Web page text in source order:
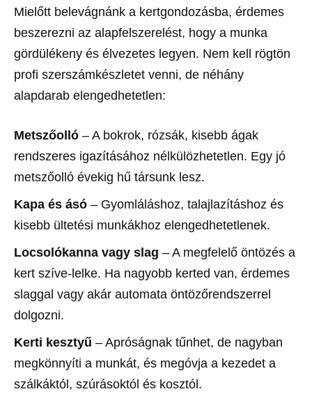
Mielőtt belevágnánk a kertgondozásba, érdemes
beszerezni az alapfelszerelést, hogy a munka
gördülékeny és élvezetes legyen. Nem kell rögtön
profi szerszámkészletet venni, de néhány
alapdarab elengedhetetlen:
Metszőolló – A bokrok, rózsák, kisebb ágak
rendszeres igazításához nélkülözhetetlen. Egy jó
metszőolló évekig hű társunk lesz.
Kapa és ásó – Gyomláláshoz, talajlazításhoz és
kisebb ültetési munkákhoz elengedhetetlenek.
Locsolókanna vagy slag – A megfelelő öntözés a
kert szíve-lelke. Ha nagyobb kerted van, érdemes
slaggal vagy akár automata öntözőrendszerrel
dolgozni.
Kerti kesztyű – Apróságnak tűnhet, de nagyban
megkönnyíti a munkát, és megóvja a kezedet a
szálkáktól, szúrásoktól és kosztól.